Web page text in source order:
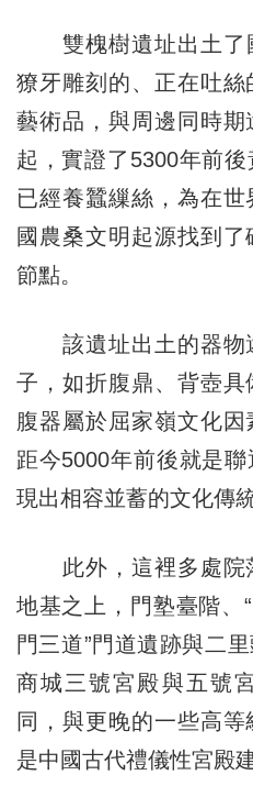
雙槐樹遺址出土了
獠牙雕刻的、正在吐
藝術品，與周邊同時
起，實證了5300年前
已經養蠶繅絲，為在
國農桑文明起源找到
節點。
該遺址出土的器物
子，如折腹鼎、背壺
腹器屬於屈家嶺文化
距今5000年前後就是
現出相容並蓄的文化傳統
此外，這裡多處院
地基之上，門塾臺階、
門三道”門道遺跡與二
商城三號宮殿與五號
同，與更晚的一些高
是中國古代禮儀性宮殿